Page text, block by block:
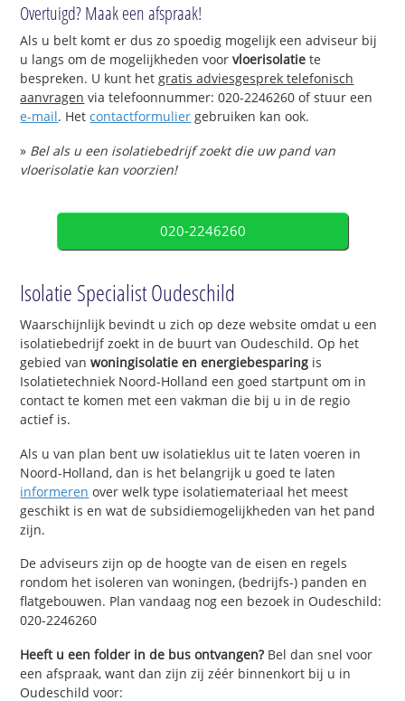
Overtuigd? Maak een afspraak!
Als u belt komt er dus zo spoedig mogelijk een adviseur bij
u langs om de mogelijkheden voorvloerisolatie te
bespreken. U kunt hetgratis adviesgesprek telefonisch
aanvragen via telefoonnummer: 020-2246260 of stuur een
e-mail. Hetcontactformulier gebruiken kan ook.
» Bel als u een isolatiebedrijf zoekt die uw pand van
vloerisolatie kan voorzien!
020-2246260
Isolatie Specialist Oudeschild
Waarschijnlijk bevindt u zich op deze website omdat u een
isolatiebedrijf zoekt in de buurt van Oudeschild. Op het
gebied vanwoningisolatie en energiebesparing is
Isolatietechniek Noord-Holland een goed startpunt om in
contact te komen met een vakman die bij u in de regio
actief is.
Als u van plan bent uw isolatieklus uit te laten voeren in
Noord-Holland, dan is het belangrijk u goed te laten
informeren over welk type isolatiemateriaal het meest
geschikt is en wat de subsidiemogelijkheden van het pand
zijn.
De adviseurs zijn op de hoogte van de eisen en regels
rondom het isoleren van woningen, (bedrijfs-) panden en
flatgebouwen. Plan vandaag nog een bezoek in Oudeschild:
020-2246260
Heeft u een folder in de bus ontvangen?Bel dan snel voor
een afspraak, want dan zijn zij zéér binnenkort bij u in
Oudeschild voor: